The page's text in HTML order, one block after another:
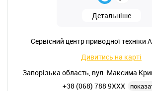
Детальніше
Сервісний центр приводної техніки
Дивитись на карті
Запорізька область, вул. Максима
+38 (068) 788 9XXX